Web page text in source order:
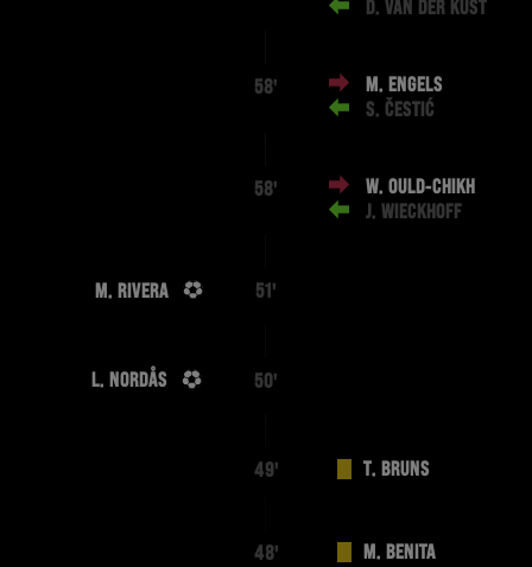
D. VAN DER KUST
58'
M. ENGELS
S. ČESTIĆ
58'
W. OULD-CHIKH
J. WIECKHOFF
M. RIVERA 51'
L. NORDÅS 50'
49' T. BRUNS
48' M. BENITA